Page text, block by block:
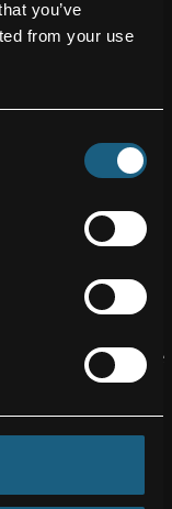
you’ve
from your use
beliefern“,
an der
dass Flugzeuge
und landen.
sind rund 7,5 Meter
hoch. FACC
(GFK). Beide
Stabilität auf und
Belastungen bei
der äußeren
mit
how und